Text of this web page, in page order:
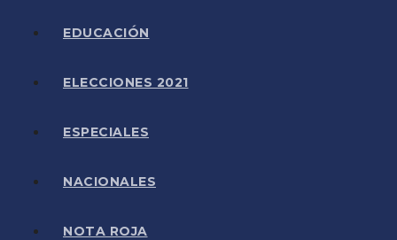
EDUCACIÓN
ELECCIONES 2021
ESPECIALES
NACIONALES
NOTA ROJA